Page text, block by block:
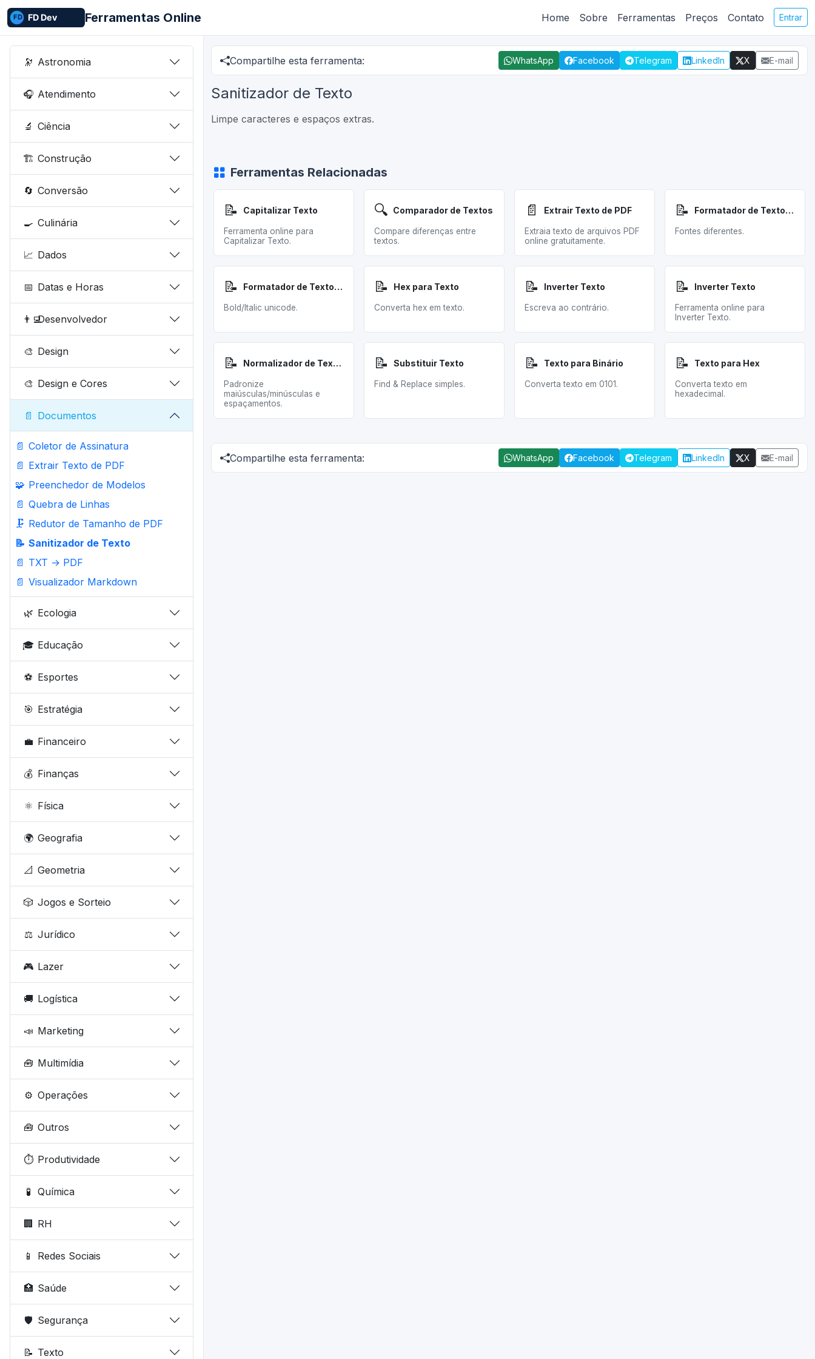
Ferramentas Online Home Sobre Ferramentas Preços Contato Entrar
🔭 Astronomia
🎧 Atendimento
🔬 Ciência
🏗️ Construção
🔄 Conversão
🍳 Culinária
📈 Dados
📅 Datas e Horas
👨‍💻Desenvolvedor
🎨 Design
🎨 Design e Cores
📄 Documentos
📄 Coletor de Assinatura
📄 Extrair Texto de PDF
🧩 Preenchedor de Modelos
📄 Quebra de Linhas
🗜️ Redutor de Tamanho de PDF
📝 Sanitizador de Texto
📄 TXT → PDF
📄 Visualizador Markdown
🌿 Ecologia
🎓 Educação
⚽ Esportes
🎯 Estratégia
💼 Financeiro
💰 Finanças
⚛️ Física
🌍 Geografia
📐 Geometria
🎲 Jogos e Sorteio
⚖️ Jurídico
🎮 Lazer
🚚 Logística
📣 Marketing
🧰 Multimídia
⚙️ Operações
🧰 Outros
⏱️ Produtividade
🧪 Química
🏢 RH
📱 Redes Sociais
🏥 Saúde
🛡️ Segurança
📝 Texto
Compartilhe esta ferramenta: WhatsApp Facebook Telegram LinkedIn X E-mail
Sanitizador de Texto
Limpe caracteres e espaços extras.
Ferramentas Relacionadas
📝 Capitalizar Texto
Ferramenta online para
Capitalizar Texto.
🔍 Comparador de Textos
Compare diferenças entre
textos.
📄 Extrair Texto de PDF
Extraia texto de arquivos PDF
online gratuitamente.
📝 Formatador de Texto Instagram
Fontes diferentes.
📝 Formatador de Texto LinkedIn
Bold/Italic unicode.
📝 Hex para Texto
Converta hex em texto.
📝 Inverter Texto
Escreva ao contrário.
📝 Inverter Texto
Ferramenta online para
Inverter Texto.
📝 Normalizador de Texto Jurídico
Padronize
maiúsculas/minúsculas e
espaçamentos.
📝 Substituir Texto
Find & Replace simples.
📝 Texto para Binário
Converta texto em 0101.
📝 Texto para Hex
Converta texto em
hexadecimal.
Compartilhe esta ferramenta: WhatsApp Facebook Telegram LinkedIn X E-mail